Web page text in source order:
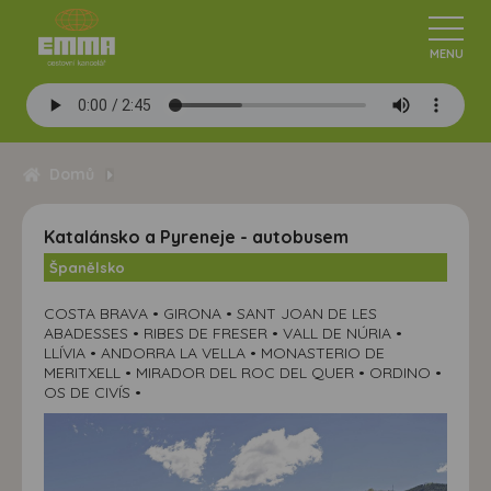
Katalánsko a Pyreneje - autobusem
Španělsko
COSTA BRAVA • GIRONA • SANT JOAN DE LES
ABADESSES • RIBES DE FRESER • VALL DE NÚRIA •
LLÍVIA • ANDORRA LA VELLA • MONASTERIO DE
MERITXELL • MIRADOR DEL ROC DEL QUER • ORDINO •
OS DE CIVÍS •